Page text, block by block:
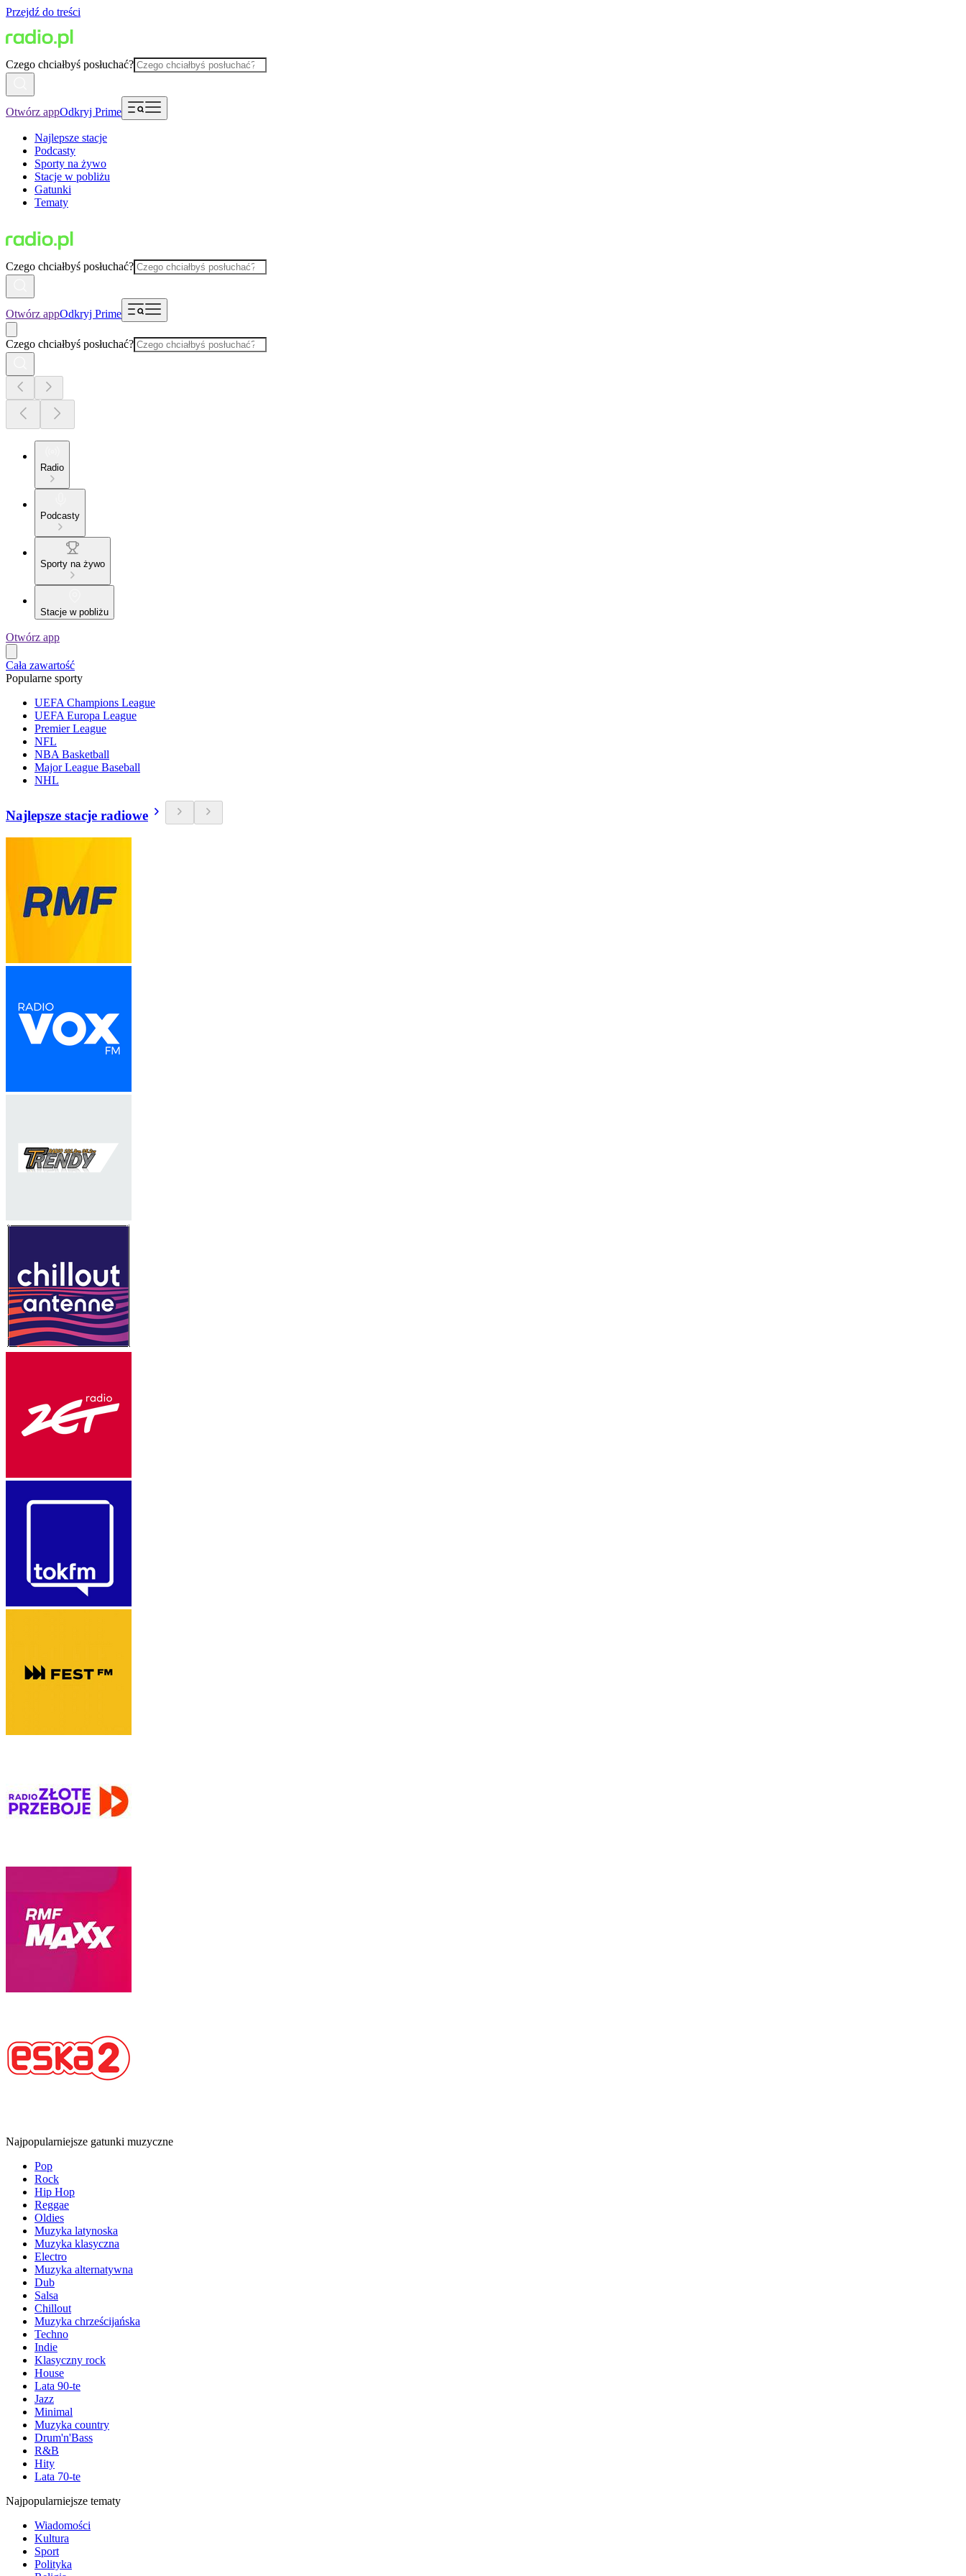
Przejdź do treści
Czego chciałbyś posłuchać?
Otwórz appOdkryj Prime
Najlepsze stacje
Podcasty
Sporty na żywo
Stacje w pobliżu
Gatunki
Tematy
Czego chciałbyś posłuchać?
Otwórz appOdkryj Prime
Czego chciałbyś posłuchać?
Radio
Podcasty
Sporty na żywo
Stacje w pobliżu
Otwórz app
Cała zawartość
Popularne sporty
UEFA Champions League
UEFA Europa League
Premier League
NFL
NBA Basketball
Major League Baseball
NHL
Najlepsze stacje radiowe
Najpopularniejsze gatunki muzyczne
Pop
Rock
Hip Hop
Reggae
Oldies
Muzyka latynoska
Muzyka klasyczna
Electro
Muzyka alternatywna
Dub
Salsa
Chillout
Muzyka chrześcijańska
Techno
Indie
Klasyczny rock
House
Lata 90-te
Jazz
Minimal
Muzyka country
Drum'n'Bass
R&B
Hity
Lata 70-te
Najpopularniejsze tematy
Wiadomości
Kultura
Sport
Polityka